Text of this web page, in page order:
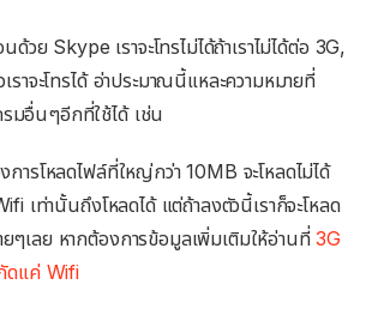
นด้วย Skype เราจะโทรไม่ได้ถ้าเราไม่ได้ต่อ 3G,
ราจะโทรได้ อ่าประมาณนี้แหละความหมายที่
มอื่นๆอีกที่ใช้ได้ เช่น
ารโหลดไฟล์ที่ใหญ่กว่า 10MB จะโหลดไม่ได้
เท่านั้นถึงโหลดได้ แต่ถ้าลงตัวนี้เราก็จะโหลด
ๆเลย หากต้องการข้อมูลเพิ่มเติมให้อ่านที่3G
ดแค่ Wifi